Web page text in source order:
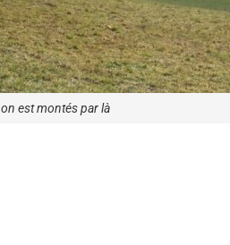
on est montés par là